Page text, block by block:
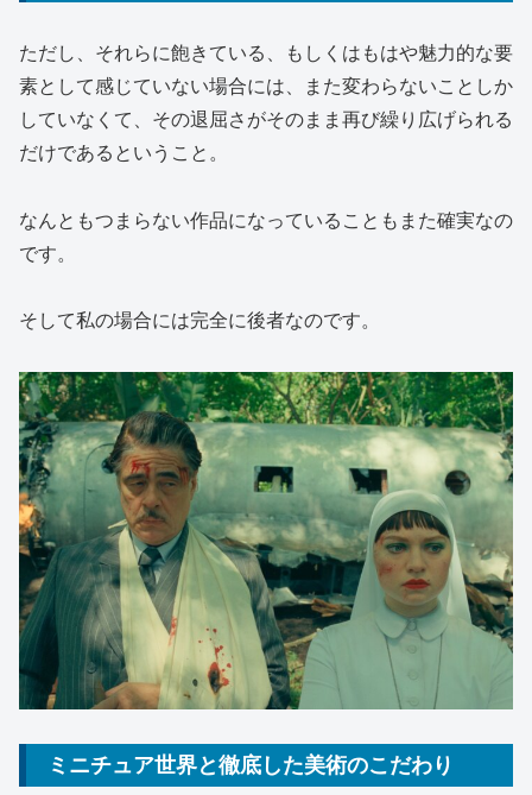
ただし、それらに飽きている、もしくはもはや魅力的な要
素として感じていない場合には、また変わらないことしか
していなくて、その退屈さがそのまま再び繰り広げられる
だけであるということ。
なんともつまらない作品になっていることもまた確実なの
です。
そして私の場合には完全に後者なのです。
ミニチュア世界と徹底した美術のこだわり